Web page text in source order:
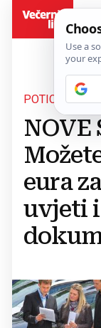
POTICAJI U
NOVE
eura
uvjeti